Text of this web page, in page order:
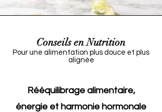
Conseils en Nutrition
Pour une alimentation plus douce et plus
alignée
Rééquilibrage alimentaire,
énergie et harmonie hormonale